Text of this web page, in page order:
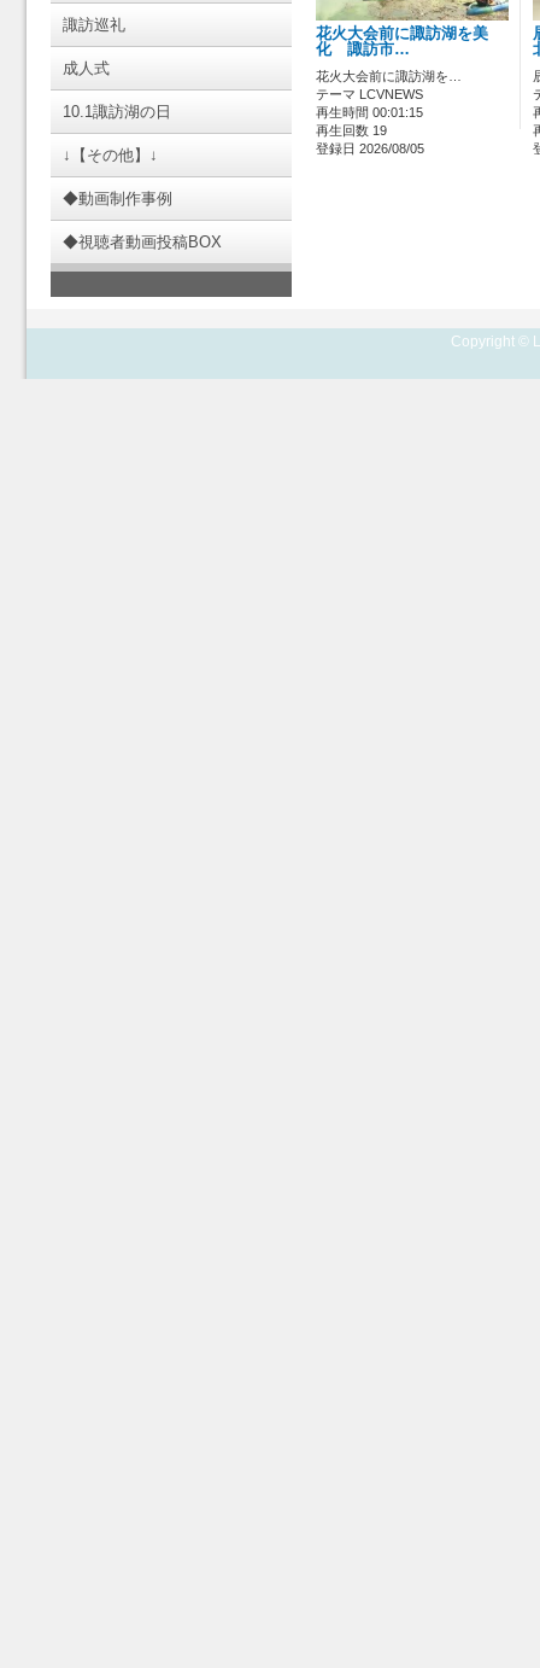
諏訪巡礼
成人式
10.1諏訪湖の日
↓【その他】↓
◆動画制作事例
◆視聴者動画投稿BOX
花火大会前に諏訪湖を美
化 諏訪市…
花火大会前に諏訪湖を…
テーマ LCVNEWS
再生時間 00:01:15
再生回数 19
登録日 2026/08/05
Copyright ©